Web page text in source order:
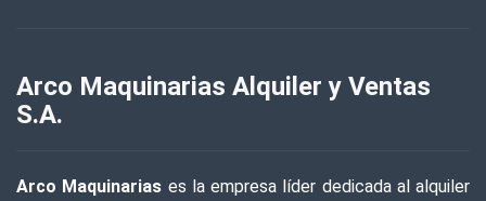
CORTRIFIL
Arco Maquinarias Alquiler y Ventas
S.A.
Arco Maquinarias es la empresa líder dedicada al alquiler